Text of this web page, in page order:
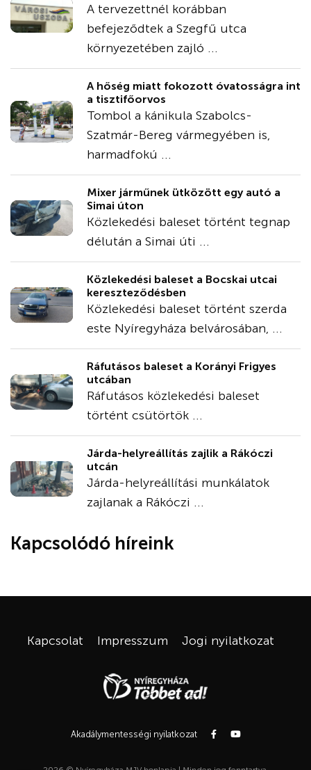
A tervezettnél korábban
befejeződtek a Szegfű utca
környezetében zajló ...
A hőség miatt fokozott óvatosságra int
a tisztifőorvos
Tombol a kánikula Szabolcs-
Szatmár-Bereg vármegyében is,
harmadfokú ...
Mixer járműnek ütközött egy autó a
Simai úton
Közlekedési baleset történt tegnap
délután a Simai úti ...
Közlekedési baleset a Bocskai utcai
kereszteződésben
Közlekedési baleset történt szerda
este Nyíregyháza belvárosában, ...
Ráfutásos baleset a Korányi Frigyes
utcában
Ráfutásos közlekedési baleset
történt csütörtök ...
Járda-helyreállítás zajlik a Rákóczi
utcán
Járda-helyreállítási munkálatok
zajlanak a Rákóczi ...
Kapcsolódó híreink
Kapcsolat Impresszum Jogi nyilatkozat
Akadálymentességi nyilatkozat